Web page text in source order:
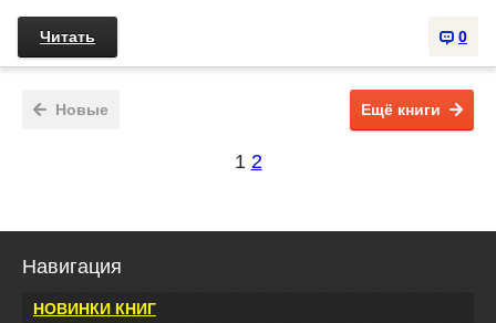
0
Читать
Новые Ещё книги
1 2
Навигация
НОВИНКИ КНИГ